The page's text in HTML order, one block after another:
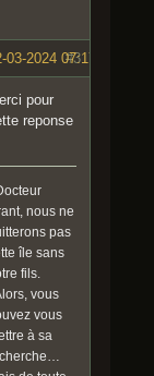
#3
03-2024 07:17:11
pour
reponse
nous ne
pas
île sans
fils.
vous
vous
à sa